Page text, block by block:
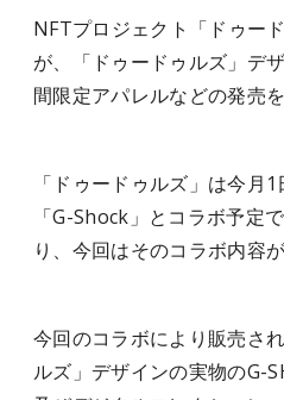
NFTプロジェクト「ドゥー
が、「ドゥードゥルズ」デ
間限定アパレルなどの発売
「ドゥードゥルズ」は今月
「G-Shock」とコラボ予定
り、今回はそのコラボ内容
今回のコラボにより販売さ
ルズ」デザインの実物のG-